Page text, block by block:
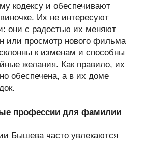
кодексу и обеспечивают
Их не интересуют
они с радостью их меняют
или просмотр нового фильма
к изменам и способны
желания. Как правило, их
обеспечена, а в их доме
профессии для фамилии
Бышева часто увлекаются